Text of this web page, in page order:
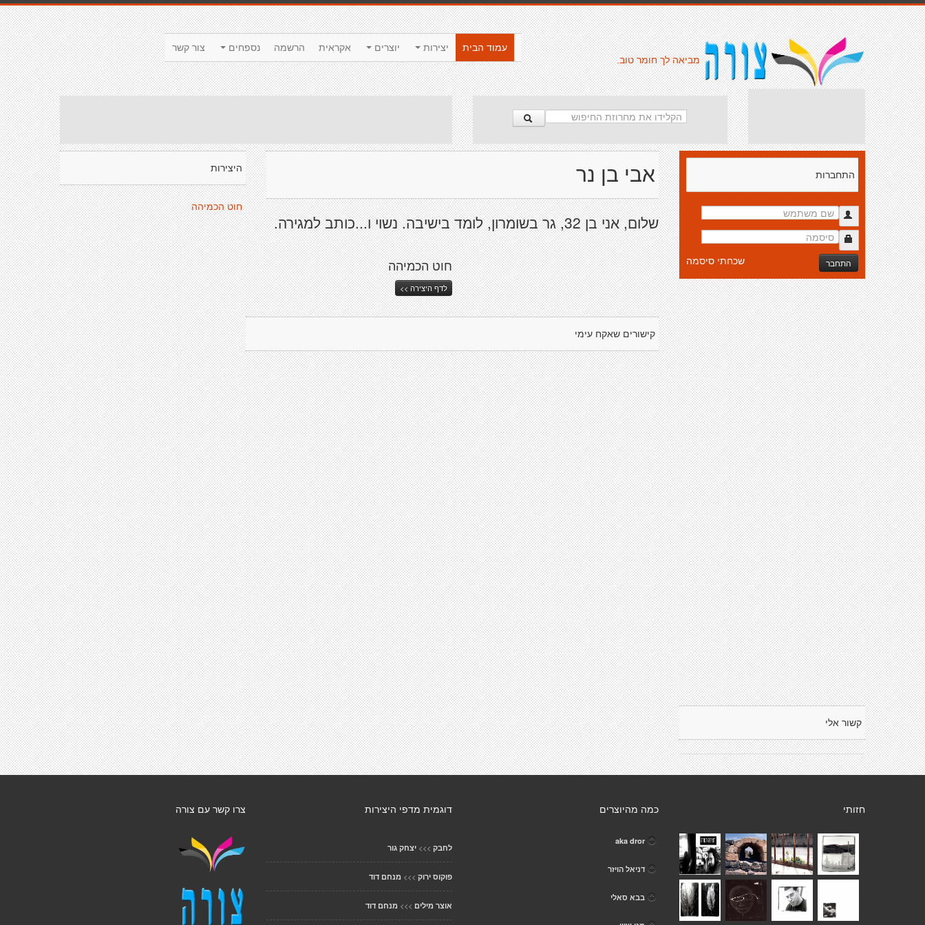
צור קשר נספחים הרשמה אקראית יוצרים יצירות
עמוד הבית
מביאה לך חומר טוב.
היצירות
חוט הכמיהה
אבי בן נר
שלום, אני בן 32, גר בשומרון, לומד בישיבה. נשוי ו...כותב למגירה.
חוט הכמיהה
לדף היצירה >>
קישורים שאקח עימי
התחברות
התחבר שכחתי סיסמה
קשור אלי
צרו קשר עם צורה דוגמית מדפי היצירות
לחבק >>> יצחק גור
פוקוס ירוק >>> מנחם דוד
אוצר מילים >>> מנחם דוד
כמה מהיוצרים
aka dror
דניאל הויזר
בבא סאלי
חזותי